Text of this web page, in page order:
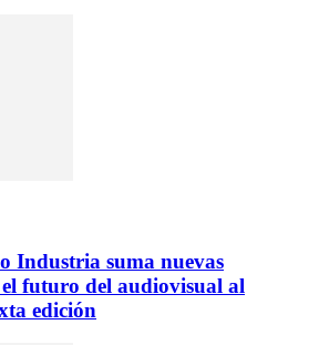
Industria suma nuevas
el futuro del audiovisual al
edición